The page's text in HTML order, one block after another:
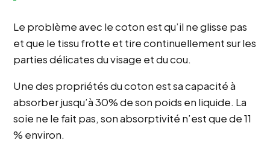
Le problème avec le coton est qu’il ne glisse pas
et que le tissu frotte et tire continuellement sur les
parties délicates du visage et du cou.
Une des propriétés du coton est sa capacité à
absorber jusqu’à 30% de son poids en liquide. La
soie ne le fait pas, son absorptivité n’est que de 11
% environ.